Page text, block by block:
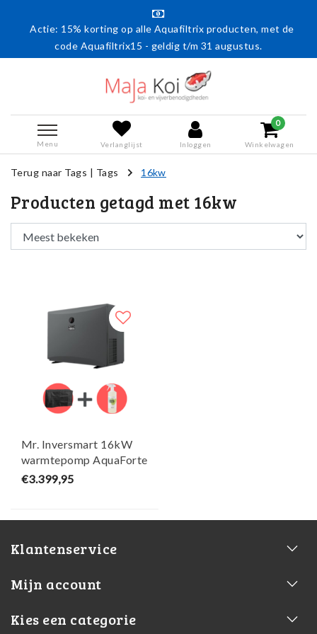
Actie: 15% korting op alle Aquafiltrix producten, met de
code Aquafiltrix15 - geldig t/m 31 augustus.
Menu Verlanglijst Inloggen
0
Winkelwagen
Terug naar Tags | Tags 16kw
Producten getagd met 16kw
Mr. Inversmart 16kW
warmtepomp AquaForte
+ Gratis winterhoes &
€3.399,95
Klantenservice
Mijn account
Kies een categorie